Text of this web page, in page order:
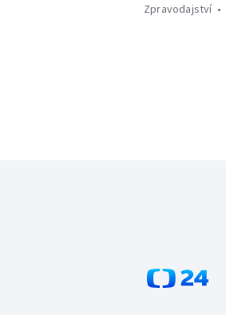
Zpravodajství